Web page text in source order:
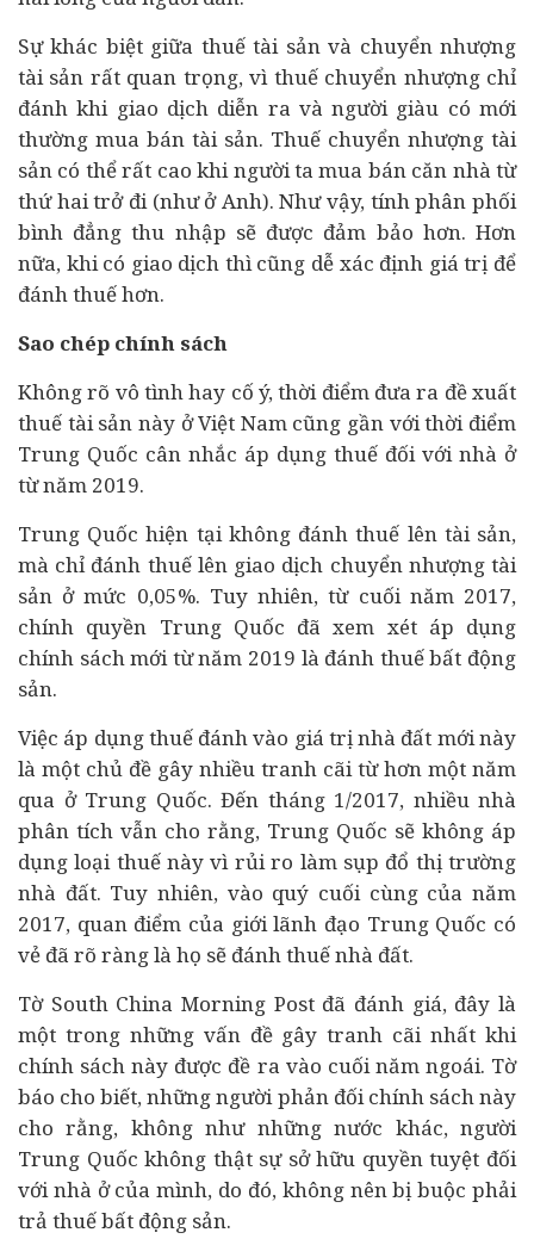
Sự khác biệt giữa thuế tài sản và chuyển nhượng
tài sản rất quan trọng, vì thuế chuyển nhượng chỉ
đánh khi giao dịch diễn ra và người giàu có mới
thường mua bán tài sản. Thuế chuyển nhượng tài
sản có thể rất cao khi người ta mua bán căn nhà từ
thứ hai trở đi (như ở Anh). Như vậy, tính phân phối
bình đẳng thu nhập sẽ được đảm bảo hơn. Hơn
nữa, khi có giao dịch thì cũng dễ xác định giá trị để
đánh thuế hơn.
Sao chép chính sách
Không rõ vô tình hay cố ý, thời điểm đưa ra đề xuất
thuế tài sản này ở Việt Nam cũng gần với thời điểm
Trung Quốc cân nhắc áp dụng thuế đối với nhà ở
từ năm 2019.
Trung Quốc hiện tại không đánh thuế lên tài sản,
mà chỉ đánh thuế lên giao dịch chuyển nhượng tài
sản ở mức 0,05%. Tuy nhiên, từ cuối năm 2017,
chính quyền Trung Quốc đã xem xét áp dụng
chính sách mới từ năm 2019 là đánh thuế bất động
sản.
Việc áp dụng thuế đánh vào giá trị nhà đất mới này
là một chủ đề gây nhiều tranh cãi từ hơn một năm
qua ở Trung Quốc. Đến tháng 1/2017, nhiều nhà
phân tích vẫn cho rằng, Trung Quốc sẽ không áp
dụng loại thuế này vì rủi ro làm sụp đổ thị trường
nhà đất. Tuy nhiên, vào quý cuối cùng của năm
2017, quan điểm của giới lãnh đạo Trung Quốc có
vẻ đã rõ ràng là họ sẽ đánh thuế nhà đất.
Tờ South China Morning Post đã đánh giá, đây là
một trong những vấn đề gây tranh cãi nhất khi
chính sách này được đề ra vào cuối năm ngoái. Tờ
báo cho biết, những người phản đối chính sách này
cho rằng, không như những nước khác, người
Trung Quốc không thật sự sở hữu quyền tuyệt đối
với nhà ở của mình, do đó, không nên bị buộc phải
trả thuế bất động sản.